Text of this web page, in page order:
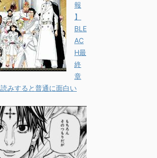
報
】
BLE
AC
H最
終
章
みすると普通に面白い